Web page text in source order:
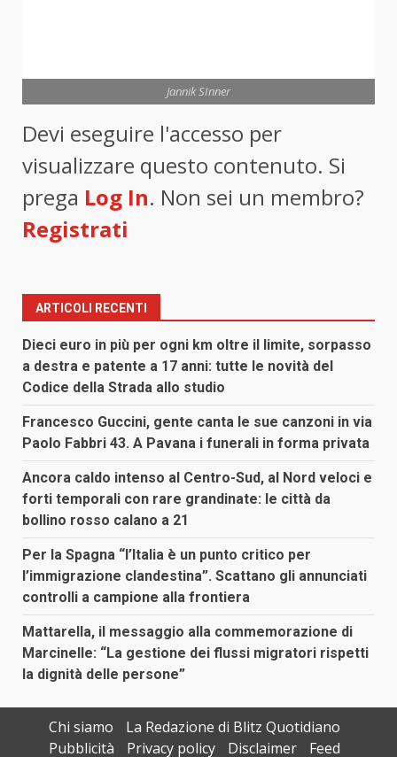
Jannik SInner
Devi eseguire l'accesso per
visualizzare questo contenuto. Si
prega Log In. Non sei un membro?
Registrati
ARTICOLI RECENTI
Dieci euro in più per ogni km oltre il limite, sorpasso
a destra e patente a 17 anni: tutte le novità del
Codice della Strada allo studio
Francesco Guccini, gente canta le sue canzoni in via
Paolo Fabbri 43. A Pavana i funerali in forma privata
Ancora caldo intenso al Centro-Sud, al Nord veloci e
forti temporali con rare grandinate: le città da
bollino rosso calano a 21
Per la Spagna “l’Italia è un punto critico per
l’immigrazione clandestina”. Scattano gli annunciati
controlli a campione alla frontiera
Mattarella, il messaggio alla commemorazione di
Marcinelle: “La gestione dei flussi migratori rispetti
la dignità delle persone”
Chi siamo
La Redazione di Blitz Quotidiano
Pubblicità
Privacy policy Disclaimer Feed